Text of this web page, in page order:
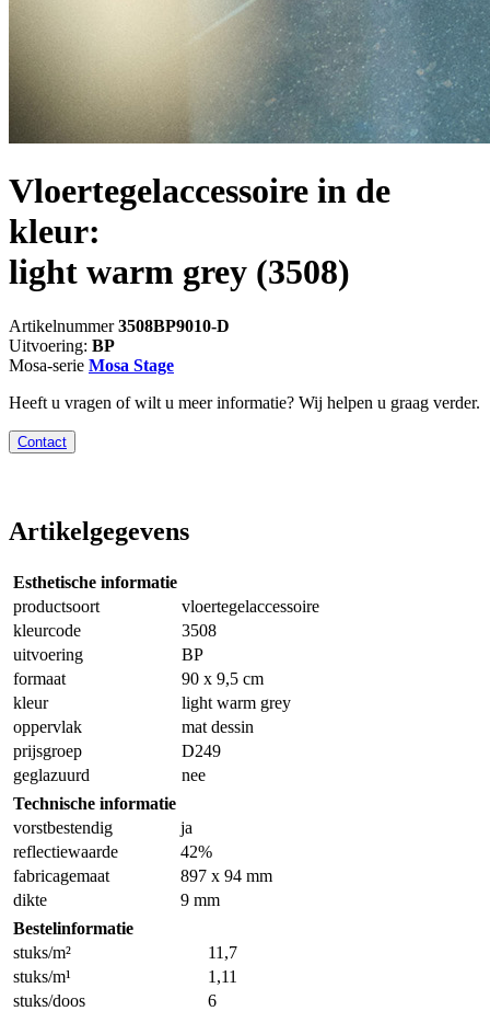
Vloertegelaccessoire in de
kleur:
light warm grey (3508)
Artikelnummer3508BP9010-D
Uitvoering: BP
Mosa-serie Mosa Stage
Heeft u vragen of wilt u meer informatie? Wij helpen u graag verder.
Contact
Artikelgegevens
Esthetische informatie
productsoort
vloertegelaccessoire
kleurcode
3508
uitvoering
BP
formaat
90 x 9,5 cm
kleur
light warm grey
oppervlak
mat dessin
prijsgroep
D249
geglazuurd
nee
Technische informatie
vorstbestendig
ja
reflectiewaarde
42%
fabricagemaat
897 x 94 mm
dikte
9 mm
Bestelinformatie
stuks/m²
11,7
stuks/m¹
1,11
stuks/doos
6